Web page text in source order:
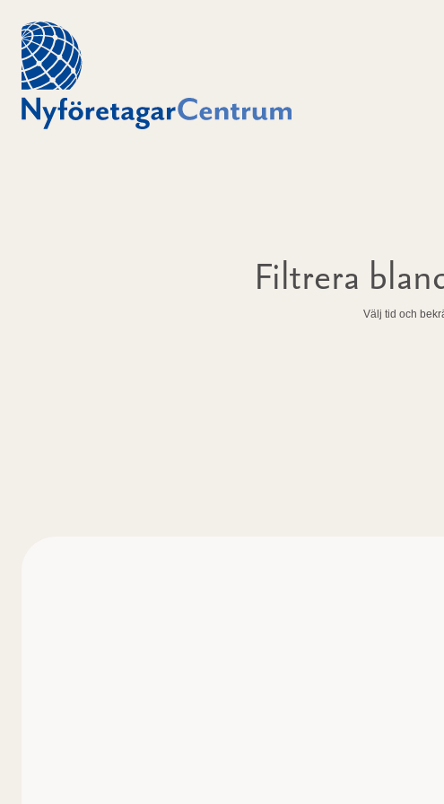
Filtrera
Välj tid och